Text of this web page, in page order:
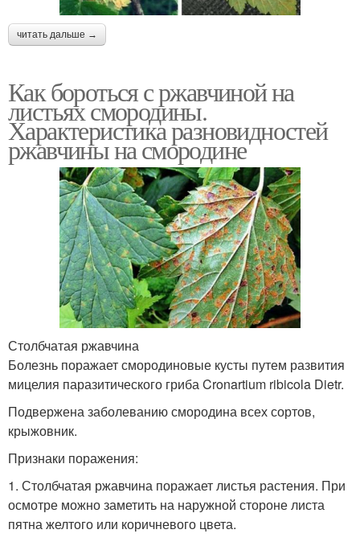
читать дальше →
Как бороться с ржавчиной на
листьях смородины.
Характеристика разновидностей
ржавчины на смородине
Столбчатая ржавчина
Болезнь поражает смородиновые кусты путем развития
мицелия паразитического гриба Cronartium ribicola Dietr.
Подвержена заболеванию смородина всех сортов,
крыжовник.
Признаки поражения:
1. Столбчатая ржавчина поражает листья растения. При
осмотре можно заметить на наружной стороне листа
пятна желтого или коричневого цвета.